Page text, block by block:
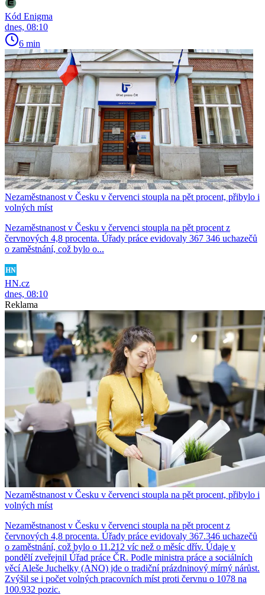
Kód Enigma
dnes, 08:10
6 min
Nezaměstnanost v Česku v červenci stoupla na pět procent, přibylo i
volných míst
Nezaměstnanost v Česku v červenci stoupla na pět procent z
červnových 4,8 procenta. Úřady práce evidovaly 367 346 uchazečů
o zaměstnání, což bylo o...
HN.cz
dnes, 08:10
Reklama
Nezaměstnanost v Česku v červenci stoupla na pět procent, přibylo i
volných míst
Nezaměstnanost v Česku v červenci stoupla na pět procent z
červnových 4,8 procenta. Úřady práce evidovaly 367.346 uchazečů
o zaměstnání, což bylo o 11.212 víc než o měsíc dřív. Údaje v
pondělí zveřejnil Úřad práce ČR. Podle ministra práce a sociálních
věcí Aleše Juchelky (ANO) jde o tradiční prázdninový mírný nárůst.
Zvýšil se i počet volných pracovních míst proti červnu o 1078 na
100.932 pozic.